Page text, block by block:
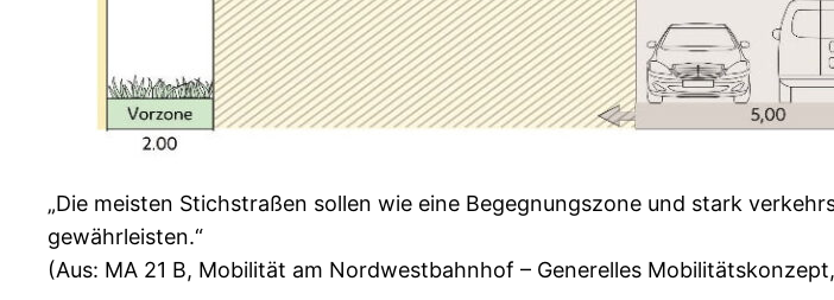
„Die meisten Stichstraßen sollen wie eine Begegnungszone und stark
gewährleisten.“
(Aus: MA 21 B, Mobilität am Nordwestbahnhof – Generelles